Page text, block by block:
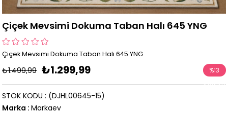
Çiçek Mevsimi Dokuma Taban Halı 645 YNG
Çiçek Mevsimi Dokuma Taban Halı 645 YNG
₺1.499,99 ₺1.299,99 %13
İndirim
(DJHL00645-15)
STOK KODU
Marka : Markaev